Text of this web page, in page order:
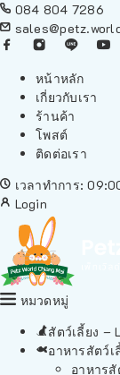
084 804 7286
หน้าหลัก
เกี่ยวกับเรา
ร้านค้า
โพสต์
ติดต่อเรา
เวลาทำการ:
Login
หมวดหมู่
สัตว์เลี้ยง –
อาหารสัตว์เ
อาหารสั